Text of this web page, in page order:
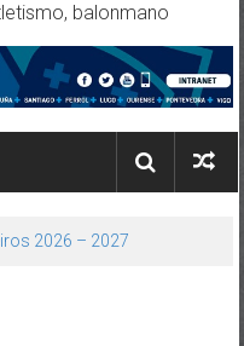
balonmano
2026 – 2027